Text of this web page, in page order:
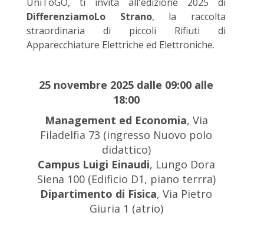
UniToGO, ti invita all'edizione 2025 di
DifferenziamoLo Strano, la raccolta
straordinaria di piccoli Rifiuti di
Apparecchiature Elettriche ed Elettroniche.
25 novembre 2025 dalle 09:00 alle
18:00
Management ed Economia, Via
Filadelfia 73 (ingresso Nuovo polo
didattico)
Campus Luigi Einaudi, Lungo Dora
Siena 100 (Edificio D1, piano terrra)
Dipartimento di Fisica, Via Pietro
Giuria 1 (atrio)